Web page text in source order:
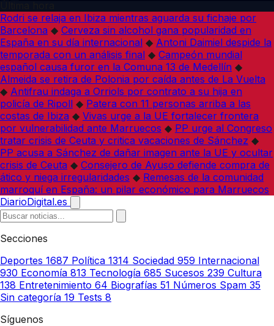
Rodri se relaja en Ibiza mientras aguarda su fichaje por
Barcelona ◆ Cerveza sin alcohol gana popularidad en
España en su día internacional ◆ Antoni Daimiel despide la
temporada con un análisis final ◆ Campeón mundial
español causa furor en la Comuna 13 de Medellín ◆
Almeida se retira de Polonia por caída antes de La Vuelta
◆ Antifrau indaga a Orriols por contrato a su hija en
policía de Ripoll ◆ Patera con 11 personas arriba a las
costas de Ibiza ◆ Vivas urge a la UE fortalecer frontera
por vulnerabilidad ante Marruecos ◆ PP urge al Congreso
tratar crisis de Ceuta y critica vacaciones de Sánchez ◆
PP acusa a Sánchez de dañar imagen ante la UE y ocultar
crisis de Ceuta ◆ Consejero de Ayuso defiende compra de
ático y niega irregularidades ◆ Remesas de la comunidad
marroquí en España: un pilar económico para Marruecos
DiarioDigital.es
Secciones
Deportes 1687 Política 1314 Sociedad 959 Internacional
930 Economía 813 Tecnología 685 Sucesos 239 Cultura
138 Entretenimiento 64 Biografías 51 Números Spam 35
Sin categoría 19 Tests 8
Síguenos